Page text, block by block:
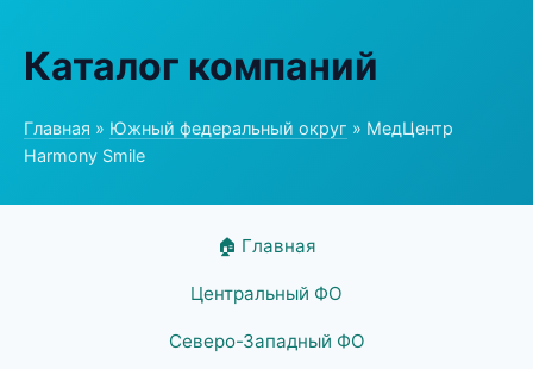
Каталог компаний
Главная » Южный федеральный округ » МедЦентр
Harmony Smile
🏠 Главная
Центральный ФО
Северо-Западный ФО